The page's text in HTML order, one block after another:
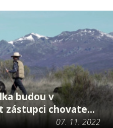
budou v
zástupci chovate...
07. 11. 2022